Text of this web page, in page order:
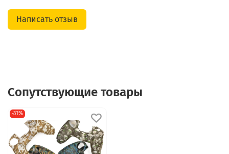
Написать отзыв
Сопутствующие товары
-31%